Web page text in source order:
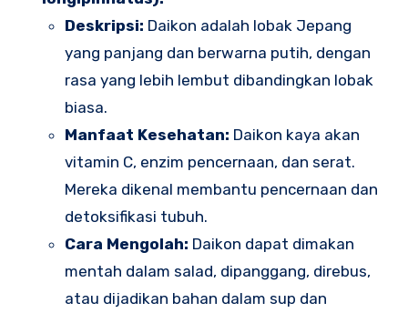
Deskripsi: Daikon adalah lobak Jepang
yang panjang dan berwarna putih, dengan
rasa yang lebih lembut dibandingkan lobak
biasa.
Manfaat Kesehatan: Daikon kaya akan
vitamin C, enzim pencernaan, dan serat.
Mereka dikenal membantu pencernaan dan
detoksifikasi tubuh.
Cara Mengolah: Daikon dapat dimakan
mentah dalam salad, dipanggang, direbus,
atau dijadikan bahan dalam sup dan